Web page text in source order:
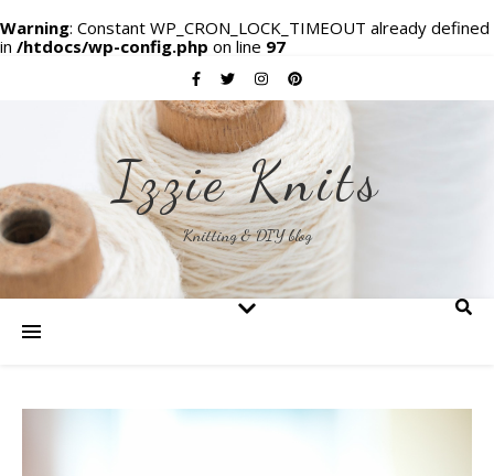
Warning: Constant WP_CRON_LOCK_TIMEOUT already defined
in /htdocs/wp-config.php on line 97
Izzie Knits
Knitting & DIY blog